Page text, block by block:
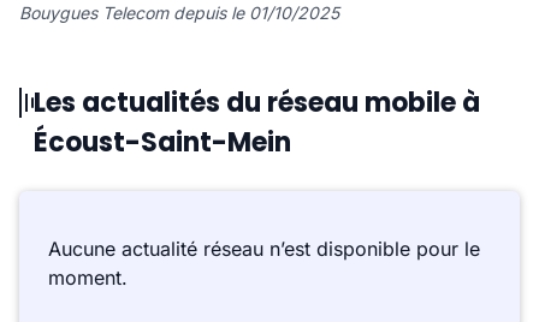
Bouygues Telecom depuis le 01/10/2025
Les actualités du réseau mobile à
Écoust-Saint-Mein
Aucune actualité réseau n’est disponible pour le
moment.